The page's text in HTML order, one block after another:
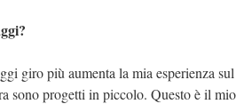
giro più aumenta la mia esperienza sul
sono progetti in piccolo. Questo è il mio